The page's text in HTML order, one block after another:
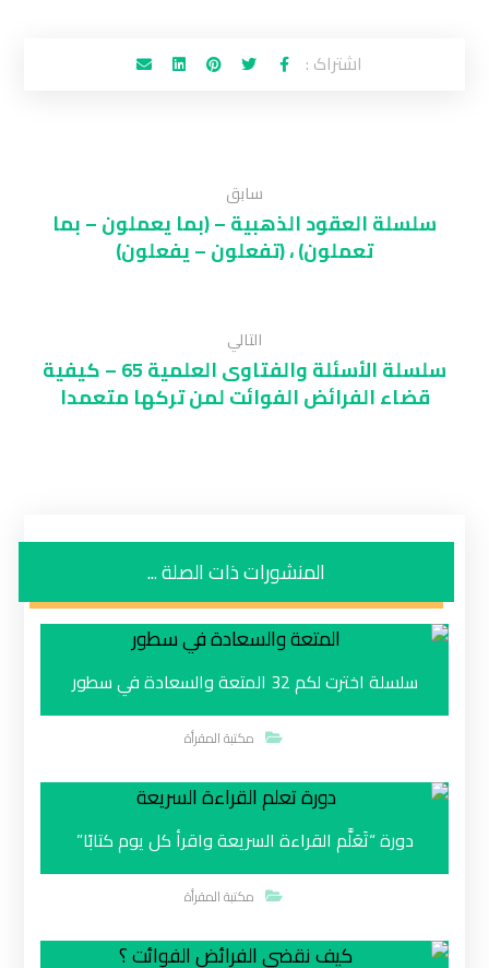
سابق
سلسلة العقود الذهبية – (بما يعملون – بما
تعملون) ، (تفعلون – يفعلون)
التالي
سلسلة الأسئلة والفتاوى العلمية 65 – كيفية
قضاء الفرائض الفوائت لمن تركها متعمدا
المنشورات ذات الصلة ...
سلسلة اخترت لكم 32 المتعة والسعادة في سطور
مكتبة المقرأة
دورة “تَعَلَّم القراءة السريعة واقرأ كل يوم كتابًا”
مكتبة المقرأة